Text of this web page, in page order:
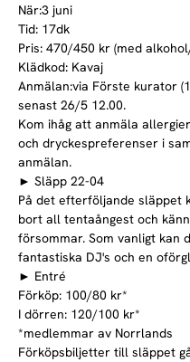
När:3 juni
Tid: 17dk
Pris: 470/450 kr (med
Klädkod: Kavaj
Anmälan:via Förste kurator
senast 26/5 12.00.
Kom ihåg att anmäla
och dryckespreferenser i
anmälan.
► Släpp 22-04
På det efterföljande släppet
bort all tentaångest och
försommar. Som vanligt kan
fantastiska DJ's och en
► Entré
Förköp: 100/80 kr*
I dörren: 120/100 kr*
*medlemmar av Norrlands
Förköpsbiljetter till släppet